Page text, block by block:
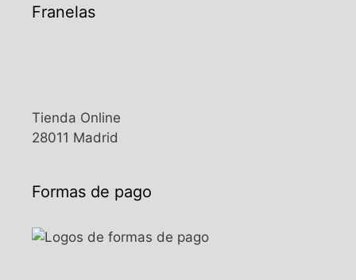
Franelas
Tienda Online
28011 Madrid
Formas de pago